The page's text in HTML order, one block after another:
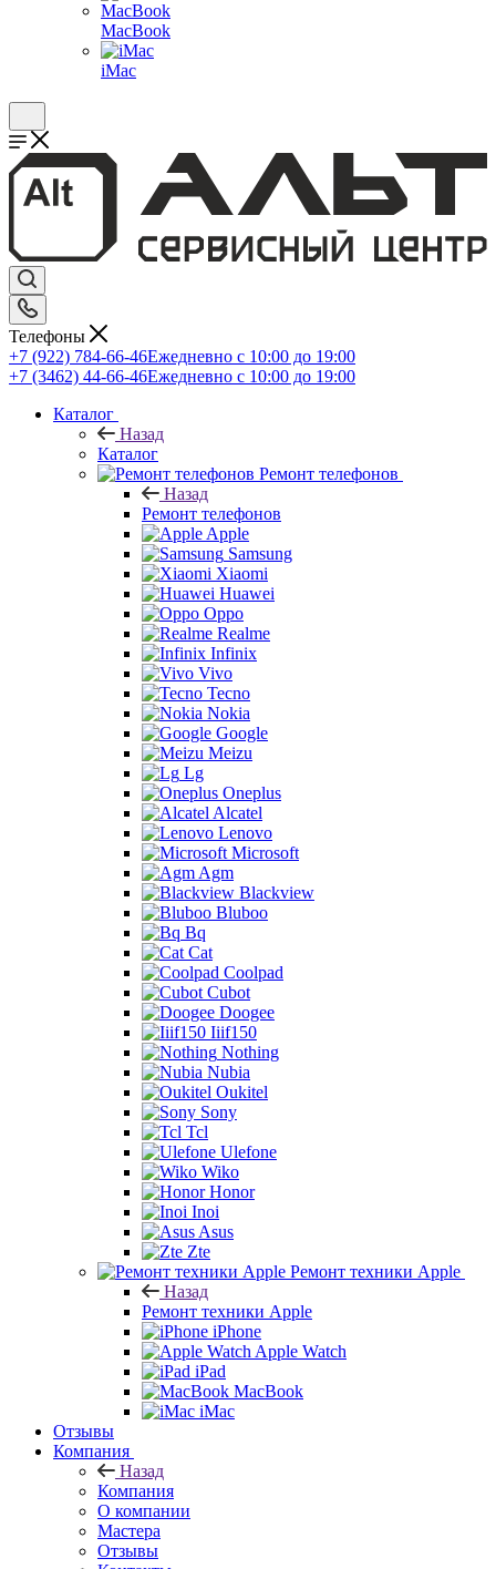
MacBook
iMac
Телефоны
+7 (922) 784-66-46Ежедневно с 10:00 до 19:00
+7 (3462) 44-66-46Ежедневно с 10:00 до 19:00
Каталог
Назад
Каталог
Ремонт телефонов
Назад
Ремонт телефонов
Apple
Samsung
Xiaomi
Huawei
Oppo
Realme
Infinix
Vivo
Tecno
Nokia
Google
Meizu
Lg
Oneplus
Alcatel
Lenovo
Microsoft
Agm
Blackview
Bluboo
Bq
Cat
Coolpad
Cubot
Doogee
Iiif150
Nothing
Nubia
Oukitel
Sony
Tcl
Ulefone
Wiko
Honor
Inoi
Asus
Zte
Ремонт техники Apple
Назад
Ремонт техники Apple
iPhone
Apple Watch
iPad
MacBook
iMac
Отзывы
Компания
Назад
Компания
О компании
Мастера
Отзывы